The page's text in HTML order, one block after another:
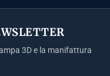
3D e la manifattura